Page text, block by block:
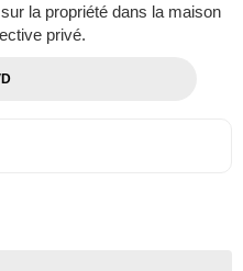
la propriété dans la maison
privé.